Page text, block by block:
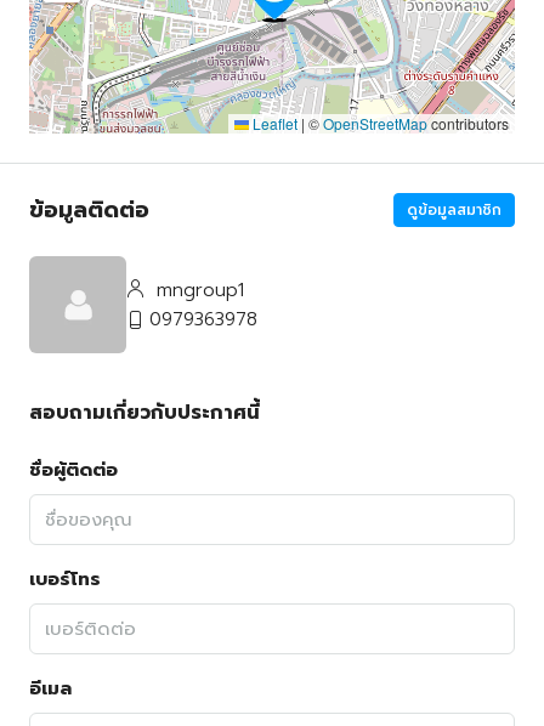
Leaflet | ©OpenStreetMapcontributors
ข้อมูลติดต่อ ดูข้อมูลสมาชิก
mngroup1
0979363978
สอบถามเกี่ยวกับประกาศนี้
ชื่อผู้ติดต่อ
เบอร์โทร
อีเมล